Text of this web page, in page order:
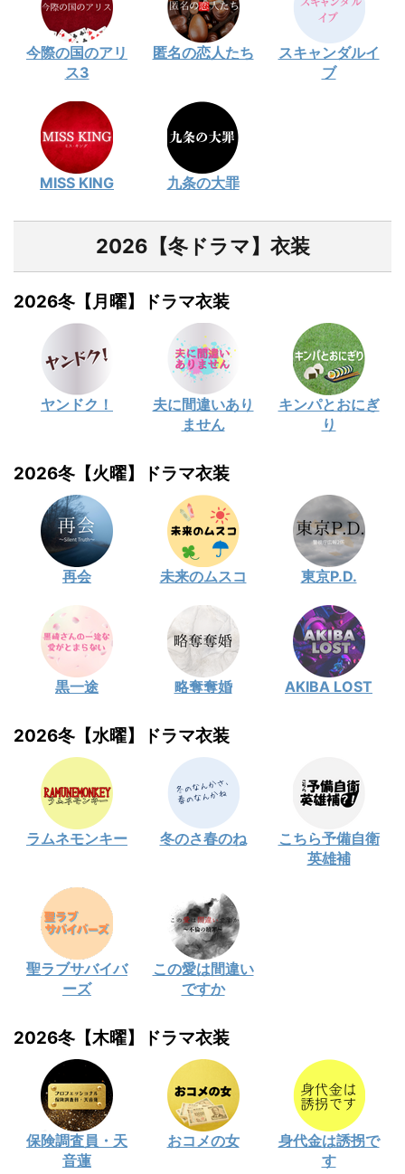
今際の国のアリ
ス3
匿名の恋人たち
スキャンダルイ
ブ
MISS KING 九条の大罪
2026【冬ドラマ】衣装
2026冬【月曜】ドラマ衣装
ヤンドク！
夫に間違いあり
ません
キンパとおにぎ
り
2026冬【火曜】ドラマ衣装
再会 未来のムスコ 東京P.D.
黒一途 略奪奪婚 AKIBA LOST
2026冬【水曜】ドラマ衣装
ラムネモンキー 冬のさ春のね
こちら予備自衛
英雄補
聖ラブサバイバ
ーズ
この愛は間違い
ですか
2026冬【木曜】ドラマ衣装
保険調査員・天
音蓮
おコメの女
身代金は誘拐で
す